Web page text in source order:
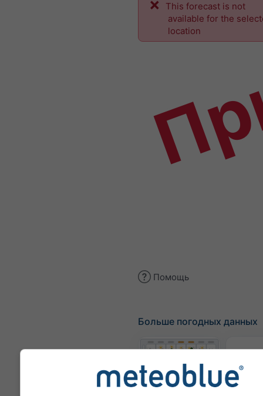
This forecast is not
available for the
location
Помощь
Больше погодных данных